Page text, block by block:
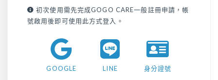
初次使用需先完成GOGO CARE一般註冊申請，帳
號啟用後即可使用此方式登入。
GOOGLE LINE 身分證號